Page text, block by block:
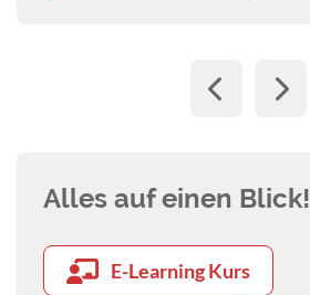
Alles auf einen Blick!
E-Learning Kurs